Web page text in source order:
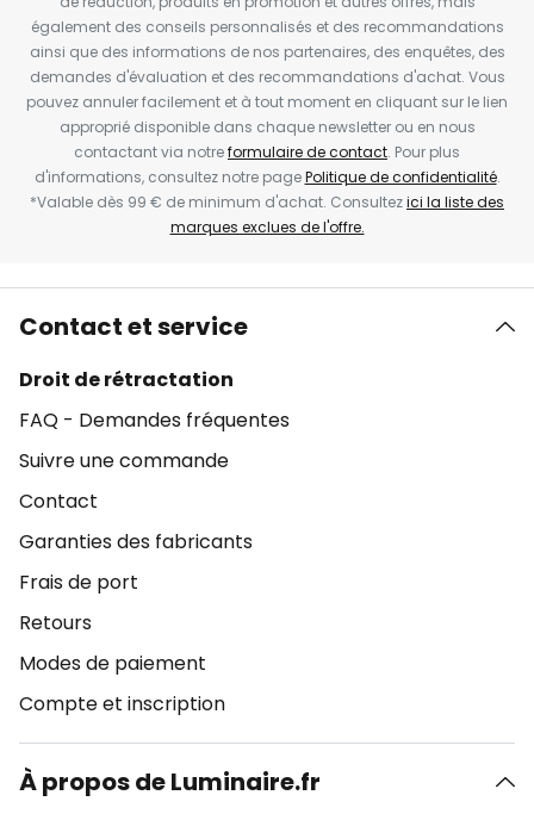
également des conseils personnalisés et des recommandations
ainsi que des informations de nos partenaires, des enquêtes, des
demandes d'évaluation et des recommandations d'achat. Vous
pouvez annuler facilement et à tout moment en cliquant sur le lien
approprié disponible dans chaque newsletter ou en nous
contactant via notreformulaire de contact. Pour plus
d'informations, consultez notre pagePolitique de confidentialité.
*Valable dès 99 € de minimum d'achat. Consultezici la liste des
marques exclues de l'offre.
Contact et service
Droit de rétractation
FAQ - Demandes fréquentes
Suivre une commande
Contact
Garanties des fabricants
Frais de port
Retours
Modes de paiement
Compte et inscription
À propos de Luminaire.fr